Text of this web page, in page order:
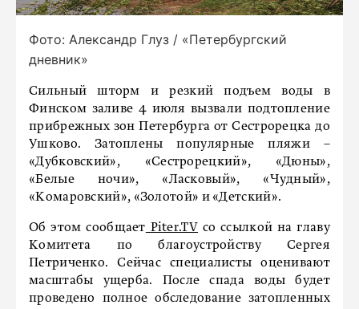
Фото: Александр Глуз / «Петербургский
дневник»
Сильный шторм и резкий подъем воды в
Финском заливе 4 июля вызвали подтопление
прибрежных зон Петербурга от Сестрорецка до
Ушково. Затоплены популярные пляжи –
«Дубковский», «Сестрорецкий», «Дюны»,
«Белые ночи», «Ласковый», «Чудный»,
«Комаровский», «Золотой» и «Детский».
Об этом сообщает Piter.TV со ссылкой на главу
Комитета по благоустройству Сергея
Петриченко. Сейчас специалисты оценивают
масштабы ущерба. После спада воды будет
проведено полное обследование затопленных